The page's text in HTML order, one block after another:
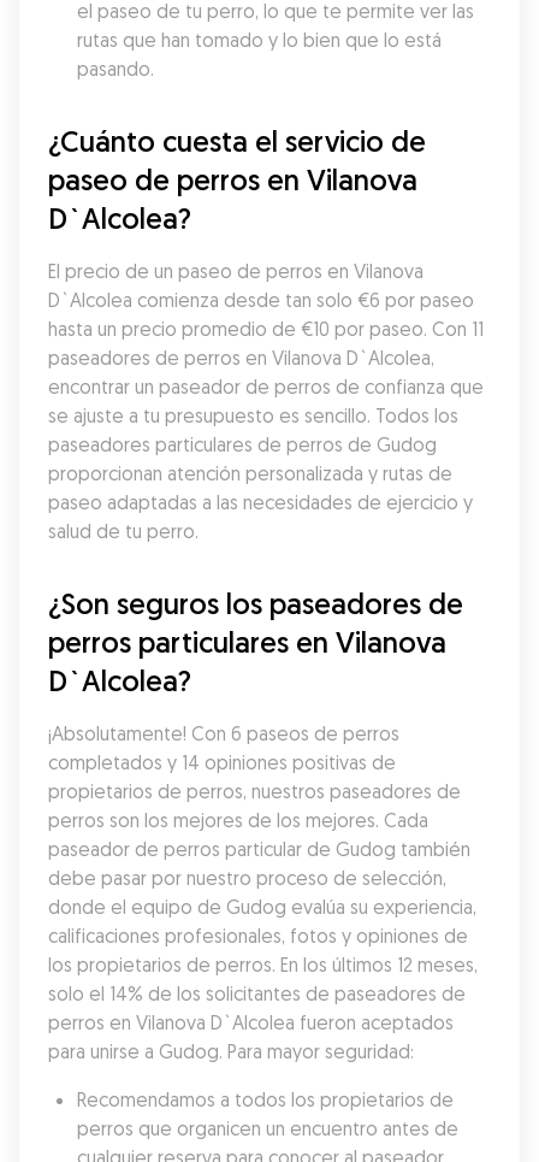
el paseo de tu perro, lo que te permite ver las
rutas que han tomado y lo bien que lo está
pasando.
¿Cuánto cuesta el servicio de
paseo de perros en Vilanova
D`Alcolea?
El precio de un paseo de perros en Vilanova
D`Alcolea comienza desde tan solo €6 por paseo
hasta un precio promedio de €10 por paseo. Con 11
paseadores de perros en Vilanova D`Alcolea,
encontrar un paseador de perros de confianza que
se ajuste a tu presupuesto es sencillo. Todos los
paseadores particulares de perros de Gudog
proporcionan atención personalizada y rutas de
paseo adaptadas a las necesidades de ejercicio y
salud de tu perro.
¿Son seguros los paseadores de
perros particulares en Vilanova
D`Alcolea?
¡Absolutamente! Con 6 paseos de perros
completados y 14 opiniones positivas de
propietarios de perros, nuestros paseadores de
perros son los mejores de los mejores. Cada
paseador de perros particular de Gudog también
debe pasar por nuestro proceso de selección,
donde el equipo de Gudog evalúa su experiencia,
calificaciones profesionales, fotos y opiniones de
los propietarios de perros. En los últimos 12 meses,
solo el 14% de los solicitantes de paseadores de
perros en Vilanova D`Alcolea fueron aceptados
para unirse a Gudog. Para mayor seguridad:
Recomendamos a todos los propietarios de
perros que organicen un encuentro antes de
cualquier reserva para conocer al paseador,